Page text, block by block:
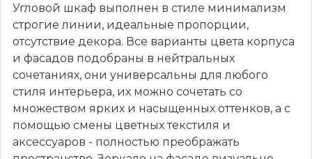
Угловой шкаф выполнен в стиле минимализм
строгие линии, идеальные пропорции,
отсутствие декора. Все варианты цвета корпуса
и фасадов подобраны в нейтральных
сочетаниях, они универсальны для любого
стиля интерьера, их можно сочетать со
множеством ярких и насыщенных оттенков, а с
помощью смены цветных текстиля и
аксессуаров - полностью преображать